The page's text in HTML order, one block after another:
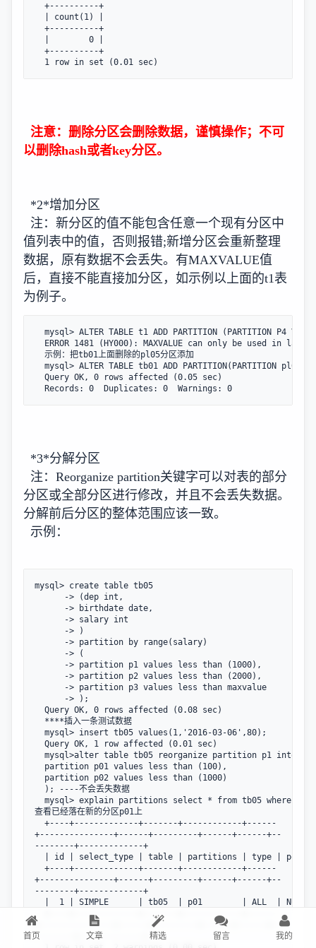
首页 文章 精选 留言 我的
+----------+
| count(1) |
+----------+
|        0 |
+----------+
1 row in set (0.01 sec)
注意：删除分区会删除数据，谨慎操作；不可
以删除hash或者key分区。
*2*增加分区
注：新分区的值不能包含任意一个现有分区中
值列表中的值，否则报错;新增分区会重新整理
数据，原有数据不会丢失。有MAXVALUE值
后，直接不能直接加分区，如示例以上面的t1表
为例子。
mysql> ALTER TABLE t1 ADD PARTITION (PARTITION P4
ERROR 1481 (HY000): MAXVALUE can only be used in
示例：把tb01上面删除的pl05分区添加
mysql> ALTER TABLE tb01 ADD PARTITION(PARTITION pl05
Query OK, 0 rows affected (0.05 sec)
Records: 0  Duplicates: 0  Warnings: 0
*3*分解分区
注：Reorganize partition关键字可以对表的部分
分区或全部分区进行修改，并且不会丢失数据。
分解前后分区的整体范围应该一致。
示例：
mysql> create table tb05
-> (dep int,
-> birthdate date,
-> salary int
-> )
-> partition by range(salary)
-> (
-> partition p1 values less than (1000),
-> partition p2 values less than (2000),
-> partition p3 values less than maxvalue
-> );
Query OK, 0 rows affected (0.08 sec)
****插入一条测试数据
mysql> insert tb05 values(1,'2016-03-06',80);
Query OK, 1 row affected (0.01 sec)
mysql>alter table tb05 reorganize partition p1 into(
partition p01 values less than (100),
partition p02 values less than (1000)
); ----不会丢失数据
mysql> explain partitions select * from tb05 where
查看已经落在新的分区p01上
+----+-------------+-------+------------+------
+---------------+------+---------+------+------+--
--------+-------------+
| id | select_type | table | partitions | type |
+----+-------------+-------+------------+------
+---------------+------+---------+------+------+--
--------+-------------+
|  1 | SIMPLE      | tb05  | p01        | ALL  | NULL
+----+-------------+-------+------------+------
+---------------+------+---------+------+------+--
--------+-------------+